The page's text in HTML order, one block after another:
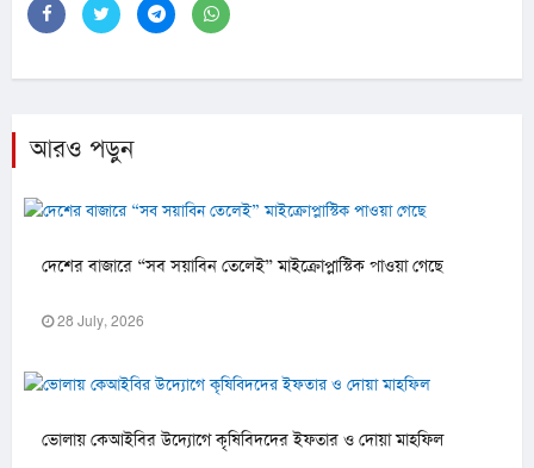
আরও পড়ুন
দেশের বাজারে “সব সয়াবিন তেলেই” মাইক্রোপ্লাস্টিক পাওয়া গেছে
28 July, 2026
ভোলায় কেআইবির উদ্যোগে কৃষিবিদদের ইফতার ও দোয়া মাহফিল